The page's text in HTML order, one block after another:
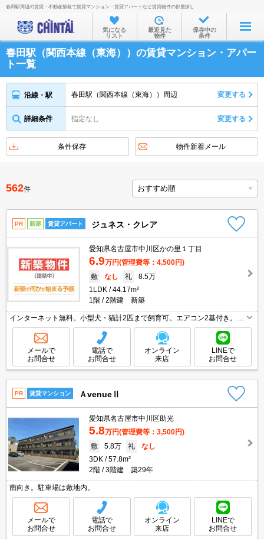
お部屋を探す
沿線・駅から
住所から
家賃相場から
不動産会社から
春田駅周辺の賃貸・不動産情報で賃貸マンション・賃貸アパートなど賃貸物件の部屋探し
気になる
リスト
最近見た
物件
保存中の
条件
春田駅（関西本線（東海））の賃貸マンション・アパー
ト一覧
沿線・駅 春田駅（関西本線（東海））周辺 変更する
詳細条件 指定なし 変更する
条件保存 物件新着メール
562件
PR 新築 賃貸アパート ジュネス・クレア
愛知県名古屋市中川区かの里１丁目
6.9万円(管理費等：4,500円)
敷
なし 礼
8.5万
1LDK
44.17m²
1階
2階建 新築
インターネット無料。小型犬・猫計2匹まで飼育可。エアコン2基付き。宅
配ボックスあり。ウォークインクローゼット付き。室内物干しあり。サポ
ートシステム加入要1,980円/月。町会費月200円。
メールで
お問合せ
電話で
お問合せ
オンライン
来店
LINEで
お問合せ
PR 賃貸マンション ＡvenueⅡ
愛知県名古屋市中川区助光
5.8万円(管理費等：3,500円)
敷
5.8万 礼
なし
3DK
57.8m²
2階
3階建 築29年
南向き。駐車場は敷地内。
メールで
お問合せ
電話で
お問合せ
オンライン
来店
LINEで
お問合せ